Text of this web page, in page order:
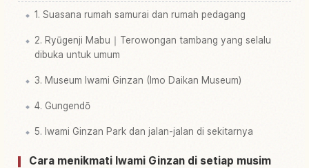
1. Suasana rumah samurai dan rumah pedagang
2. Ryūgenji Mabu｜Terowongan tambang yang selalu
dibuka untuk umum
3. Museum Iwami Ginzan (Imo Daikan Museum)
4. Gungendō
5. Iwami Ginzan Park dan jalan-jalan di sekitarnya
Cara menikmati Iwami Ginzan di setiap musim